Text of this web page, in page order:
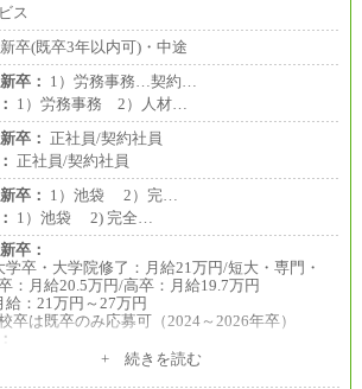
ス
卒(既卒3年以内可)・中途
卒：
1）労務事務…契約…
1）労務事務 2）人材…
卒： 正社員/契約社員
正社員/契約社員
卒：
1）池袋 2）完…
1）池袋 2) 完全…
卒：
学卒・大学院修了：月給21万円/短大・専門・
：月給20.5万円/高卒：月給19.7万円
給：21万円～27万円
卒は既卒のみ応募可（2024～2026年卒）
給：21万円～25万円+ 続きを読む